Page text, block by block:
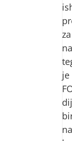
za
je